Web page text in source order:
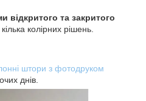
відкритого та закритого
колірних рішень.
штори з фотодруком
днів.